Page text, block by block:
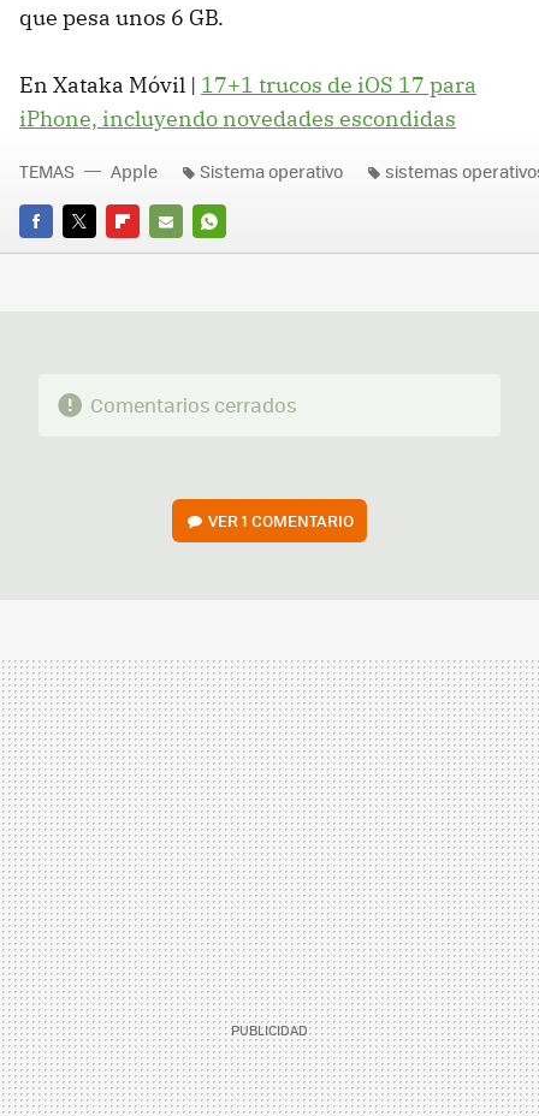
que pesa unos 6 GB.
En Xataka Móvil | 17+1 trucos de iOS 17 para
iPhone, incluyendo novedades escondidas
FACEBOOK
TWITTERFLIPBOARD
E-
WHATSAPP
TEMAS Apple Sistema operativo sistemas
Comentarios cerrados
VER1 COMENTARIO